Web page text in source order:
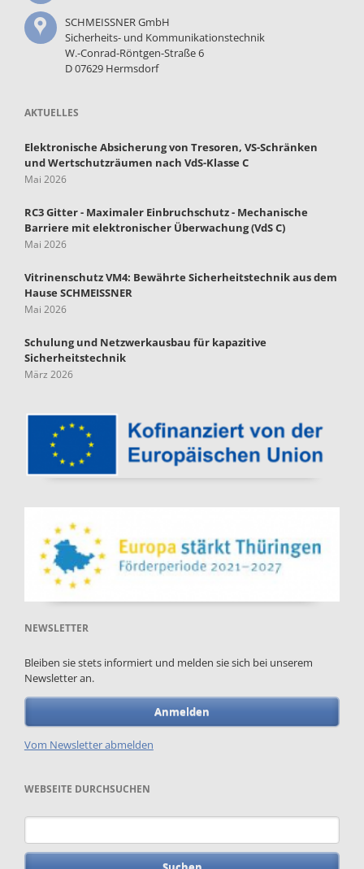
SCHMEISSNER GmbH
Sicherheits- und Kommunikationstechnik
W.-Conrad-Röntgen-Straße 6
D 07629 Hermsdorf
AKTUELLES
Elektronische Absicherung von Tresoren, VS-Schränken
und Wertschutzräumen nach VdS-Klasse C
Mai 2026
RC3 Gitter - Maximaler Einbruchschutz - Mechanische
Barriere mit elektronischer Überwachung (VdS C)
Mai 2026
Vitrinenschutz VM4: Bewährte Sicherheitstechnik aus dem
Hause SCHMEISSNER
Mai 2026
Schulung und Netzwerkausbau für kapazitive
Sicherheitstechnik
März 2026
NEWSLETTER
Bleiben sie stets informiert und melden sie sich bei unserem
Newsletter an.
Anmelden
Vom Newsletter abmelden
WEBSEITE DURCHSUCHEN
Suchbegriffe